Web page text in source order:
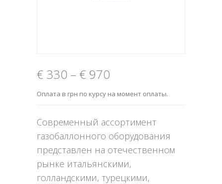
€ 330 – € 970
Оплата в грн по курсу на момент оплаты.
Современный ассортимент
газобаллонного оборудования
представлен на отечественном
рынке итальянскими,
голландскими, турецкими,